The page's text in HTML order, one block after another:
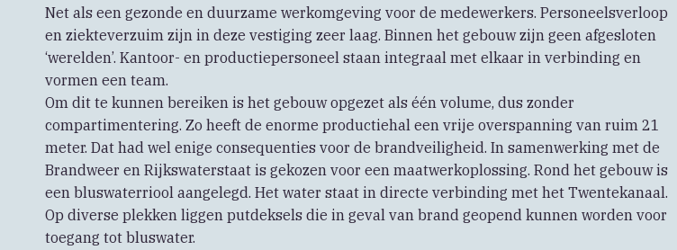
Net als een gezonde en duurzame werkomgeving voor de medewerkers. Personeelsverloop
en ziekteverzuim zijn in deze vestiging zeer laag. Binnen het gebouw zijn geen afgesloten
‘werelden’. Kantoor- en productiepersoneel staan integraal met elkaar in verbinding en
vormen een team.
Om dit te kunnen bereiken is het gebouw opgezet als één volume, dus zonder
compartimentering. Zo heeft de enorme productiehal een vrije overspanning van ruim 21
meter. Dat had wel enige consequenties voor de brandveiligheid. In samenwerking met de
Brandweer en Rijkswaterstaat is gekozen voor een maatwerkoplossing. Rond het gebouw is
een bluswaterriool aangelegd. Het water staat in directe verbinding met het Twentekanaal.
Op diverse plekken liggen putdeksels die in geval van brand geopend kunnen worden voor
toegang tot bluswater.